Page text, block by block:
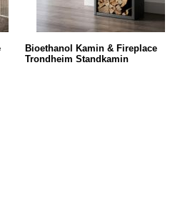
Bioethanol Kamin & Fireplace
Trondheim Standkamin